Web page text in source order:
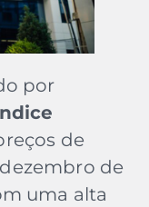
por
de
de
uma alta